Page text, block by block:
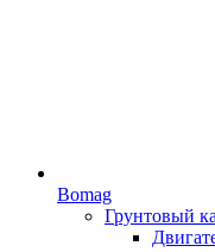
Bomag
Грунтовый